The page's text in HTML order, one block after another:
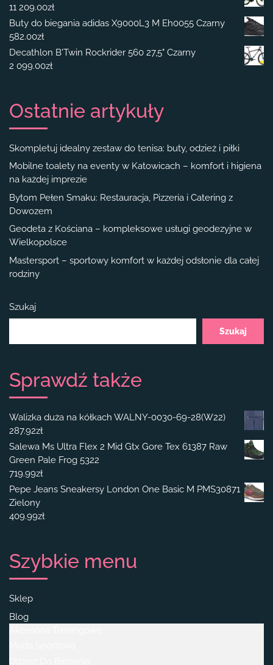
11 209.00zł
Buty do biegania adidas X9000L3 M Eh0055 Czarny
582.00zł
Decathlon B'Twin Rockrider 560 27,5" Czarny
2 099.00zł
Ostatnie artykuły
Skompletuj idealny zestaw do tenisa: buty, odzież i piłki
Mobilne toalety na eventy w Katowicach – komfort i higiena
na każdej imprezie
Bytom Pełen Smaku: Restauracja, Pizzeria i Catering z
Dowozem
Geodeta z Kościana – kompleksowe usługi geodezyjne w
Wielkopolsce
Mastersport – sportowy komfort w każdej odsłonie dla całej
rodziny
Szukaj
Szukaj
Sprawdź także
Walizka duża na kółkach WALNY-0030-69-28(W22)
287.92zł
Salewa Ms Ultra Flex 2 Mid Gtx Gore Tex 61387 Raw
Green Pale Frog 5322
719.99zł
Pepe Jeans Sneakersy London One Basic M PMS30871
Zielony
409.99zł
Szybkie menu
Sklep
Blog